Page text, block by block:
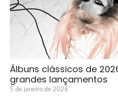
Álbuns clássicos de
grandes lançamentos
5 de janeiro de 2026